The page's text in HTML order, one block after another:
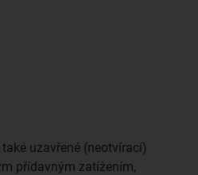
uzavřené (neotvírací)
přídavným zatížením,